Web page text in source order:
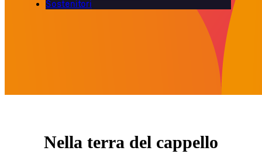
Sostenitori
Nella terra del cappello